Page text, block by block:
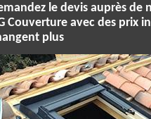
le devis auprès de
Couverture avec des prix
plus